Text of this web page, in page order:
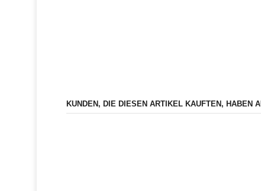
KUNDEN, DIE DIESEN ARTIKEL KAUFTEN, HABEN